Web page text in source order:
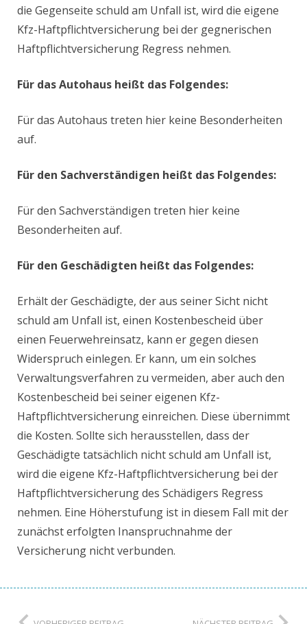
die Gegenseite schuld am Unfall ist, wird die eigene
Kfz-Haftpflichtversicherung bei der gegnerischen
Haftpflichtversicherung Regress nehmen.
Für das Autohaus heißt das Folgendes:
Für das Autohaus treten hier keine Besonderheiten
auf.
Für den Sachverständigen heißt das Folgendes:
Für den Sachverständigen treten hier keine
Besonderheiten auf.
Für den Geschädigten heißt das Folgendes:
Erhält der Geschädigte, der aus seiner Sicht nicht
schuld am Unfall ist, einen Kostenbescheid über
einen Feuerwehreinsatz, kann er gegen diesen
Widerspruch einlegen. Er kann, um ein solches
Verwaltungsverfahren zu vermeiden, aber auch den
Kostenbescheid bei seiner eigenen Kfz-
Haftpflichtversicherung einreichen. Diese übernimmt
die Kosten. Sollte sich herausstellen, dass der
Geschädigte tatsächlich nicht schuld am Unfall ist,
wird die eigene Kfz-Haftpflichtversicherung bei der
Haftpflichtversicherung des Schädigers Regress
nehmen. Eine Höherstufung ist in diesem Fall mit der
zunächst erfolgten Inanspruchnahme der
Versicherung nicht verbunden.